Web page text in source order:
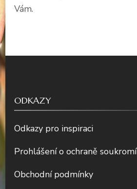
Vám.
ODKAZY
Odkazy pro inspiraci
Prohlášení o ochraně soukromí
Obchodní podmínky